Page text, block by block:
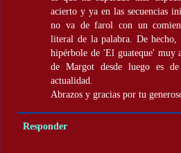
acierto y ya en las secuencias
no va de farol con un
literal de la palabra. De hecho,
hipérbole de 'El guateque' muy
de Margot desde luego es
actualidad.
Abrazos y gracias por tu
Responder